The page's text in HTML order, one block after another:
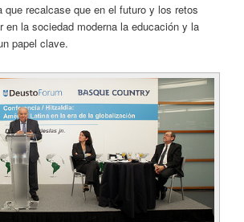
que recalcase que en el futuro y los retos
en la sociedad moderna la educación y la
papel clave.